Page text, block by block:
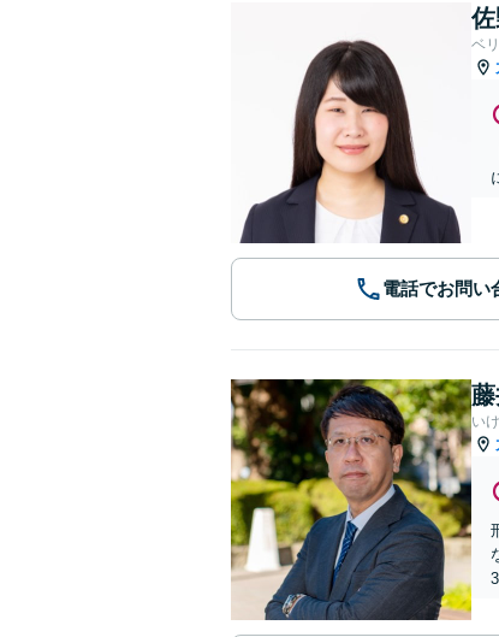
ベ
電話でお問い
い